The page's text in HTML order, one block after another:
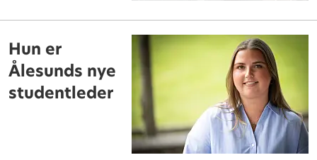
Hun er
Ålesunds nye
studentleder